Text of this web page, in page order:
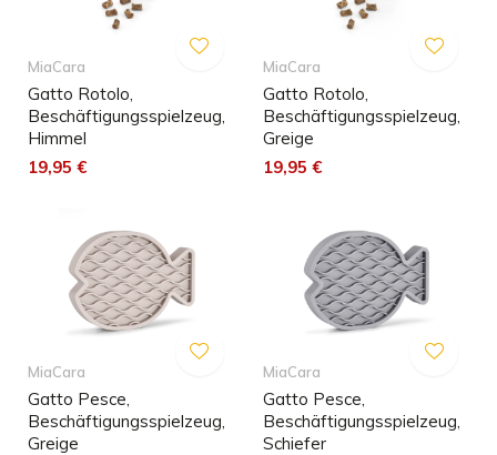
MiaCara
Gatto Rotolo,
Beschäftigungsspielzeug,
Himmel
19,95 €
MiaCara
Gatto Rotolo,
Beschäftigungsspielzeug,
Greige
19,95 €
MiaCara
Gatto Pesce,
Beschäftigungsspielzeug,
Greige
MiaCara
Gatto Pesce,
Beschäftigungsspielzeug,
Schiefer